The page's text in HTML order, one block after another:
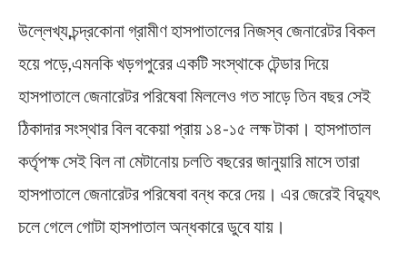
উল্লেখ্য,চন্দ্রকোনা গ্রামীণ হাসপাতালের নিজস্ব জেনারেটর বিকল
হয়ে পড়ে,এমনকি খড়গপুরের একটি সংস্থাকে টেন্ডার দিয়ে
হাসপাতালে জেনারেটর পরিষেবা মিললেও গত সাড়ে তিন বছর সেই
ঠিকাদার সংস্থার বিল বকেয়া প্রায় ১৪-১৫ লক্ষ টাকা। হাসপাতাল
কর্তৃপক্ষ সেই বিল না মেটানোয় চলতি বছরের জানুয়ারি মাসে তারা
হাসপাতালে জেনারেটর পরিষেবা বন্ধ করে দেয়। এর জেরেই বিদ্যুৎ
চলে গেলে গোটা হাসপাতাল অন্ধকারে ডুবে যায়।